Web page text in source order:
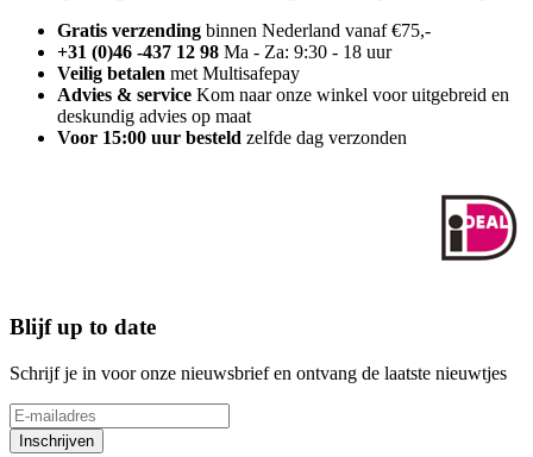
Gratis verzending binnen Nederland vanaf €75,-
+31 (0)46 -437 12 98 Ma - Za: 9:30 - 18 uur
Veilig betalen met Multisafepay
Advies & service Kom naar onze winkel voor uitgebreid en
deskundig advies op maat
Voor 15:00 uur besteld zelfde dag verzonden
Blijf up to date
Schrijf je in voor onze nieuwsbrief en ontvang de laatste nieuwtjes
Inschrijven